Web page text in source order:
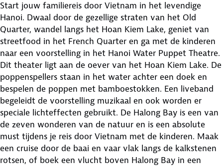
Start jouw familiereis door Vietnam in het levendige
Hanoi. Dwaal door de gezellige straten van het Old
Quarter, wandel langs het Hoan Kiem Lake, geniet van
streetfood in het French Quarter en ga met de kinderen
naar een voorstelling in het Hanoi Water Puppet Theatre.
Dit theater ligt aan de oever van het Hoan Kiem Lake. De
poppenspellers staan in het water achter een doek en
bespelen de poppen met bamboestokken. Een liveband
begeleidt de voorstelling muzikaal en ook worden er
speciale lichteffecten gebruikt. De Halong Bay is een van
de zeven wonderen van de natuur en is een absolute
must tijdens je reis door Vietnam met de kinderen. Maak
een cruise door de baai en vaar vlak langs de kalkstenen
rotsen, of boek een vlucht boven Halong Bay in een